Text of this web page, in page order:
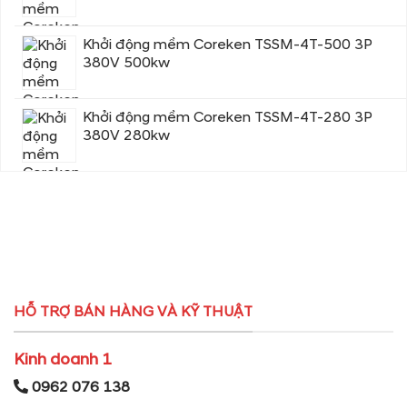
Khởi động mềm Coreken TSSM-4T-500 3P
380V 500kw
Khởi động mềm Coreken TSSM-4T-280 3P
380V 280kw
HỖ TRỢ BÁN HÀNG VÀ KỸ THUẬT
Kinh doanh 1
0962 076 138